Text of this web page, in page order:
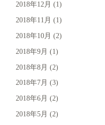
2018年12月 (1)
2018年11月 (1)
2018年10月 (2)
2018年9月 (1)
2018年8月 (2)
2018年7月 (3)
2018年6月 (2)
2018年5月 (2)